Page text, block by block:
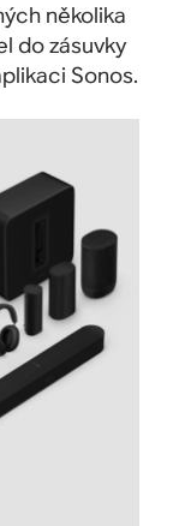
několika
do zásuvky
Sonos.